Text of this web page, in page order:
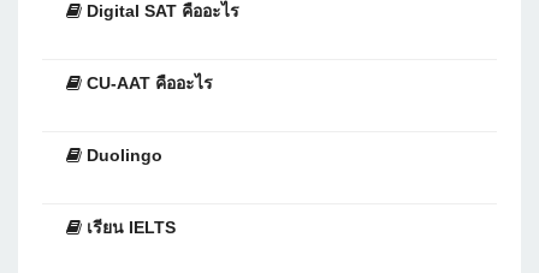
Digital SAT คืออะไร
CU-AAT คืออะไร
Duolingo
เรียน IELTS